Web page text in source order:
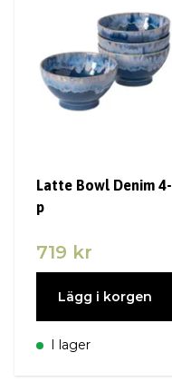
Latte Bowl Denim 4-
p
719 kr
Lägg i korgen
I lager